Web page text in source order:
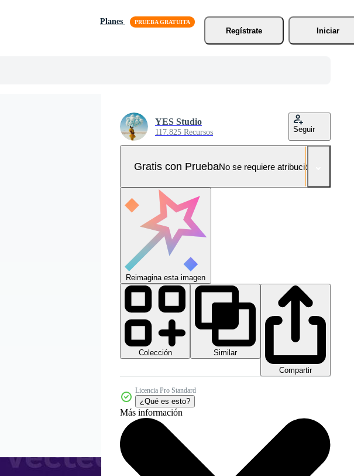
Planes
Regístrate
Iniciar
YES Studio
117.825 Recursos Seguir
Gratis con PruebaNo se requiere atribución!
Reimagina esta imagen
Colección
Similar
Compartir
Licencia Pro Standard
¿Qué es esto?
Más información